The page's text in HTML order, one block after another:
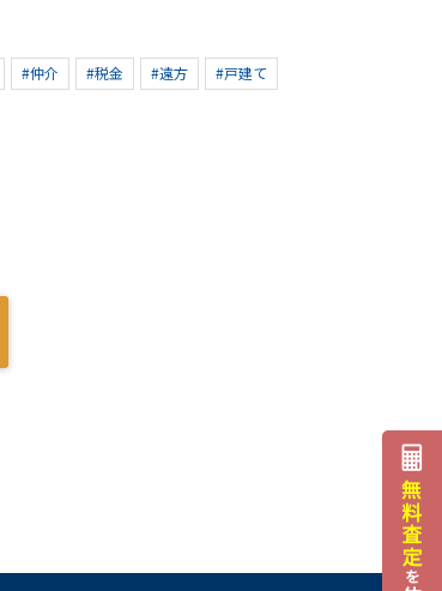
#仲介 #税金 #遠方
#戸建て